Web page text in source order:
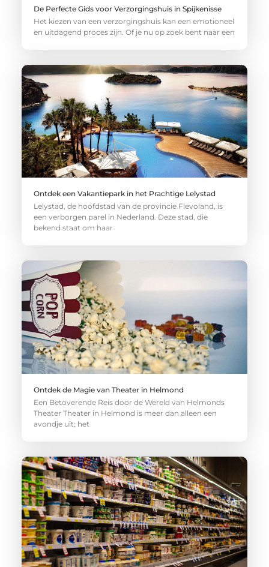
De Perfecte Gids voor Verzorgingshuis in Spijkenisse
Het kiezen van een verzorgingshuis kan een emotioneel
en uitdagend proces zijn. Of je nu op zoek bent naar een
Ontdek een Vakantiepark in het Prachtige Lelystad
Lelystad, de hoofdstad van de provincie Flevoland, is
een verborgen parel in Nederland. Deze stad, die
bekend staat om haar
Ontdek de Magie van Theater in Helmond
Een Betoverende Reis door de Wereld van Helmonds
Theater Theater in Helmond is meer dan alleen een
avondje uit; het